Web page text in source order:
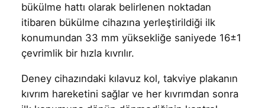
bükülme hattı olarak belirlenen noktadan
itibaren bükülme cihazına yerleştirildiği ilk
konumundan 33 mm yüksekliğe saniyede 16±1
çevrimlik bir hızla kıvrılır.
Deney cihazındaki kılavuz kol, takviye plakanın
kıvrım hareketini sağlar ve her kıvrımdan sonra